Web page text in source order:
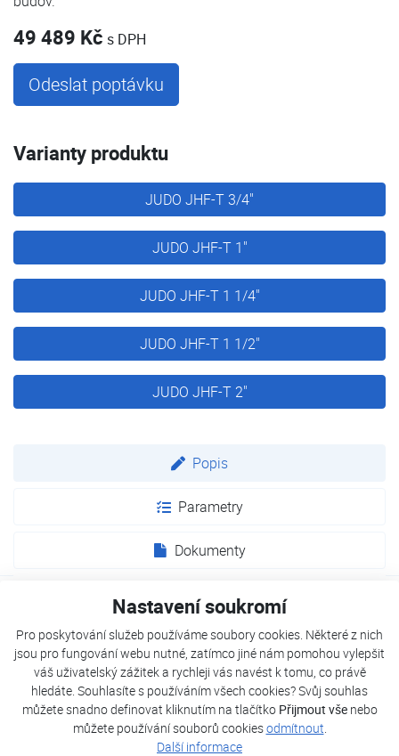
Nastavení soukromí
Pro poskytování služeb používáme soubory cookies. Některé z nich
jsou pro fungování webu nutné, zatímco jiné nám pomohou vylepšit
váš uživatelský zážitek a rychleji vás navést k tomu, co právě
hledáte. Souhlasíte s používáním všech cookies? Svůj souhlas
můžete snadno definovat kliknutím na tlačítko Přijmout všenebo
můžete používání souborů cookiesodmítnout.
Další informace
49 489 Kč s DPH
Odeslat poptávku
Varianty produktu
JUDO JHF-T 3/4"
JUDO JHF-T 1"
JUDO JHF-T 1 1/4"
JUDO JHF-T 1 1/2"
JUDO JHF-T 2"
Popis
Parametry
Dokumenty
Zakalení vlivem produktů koroze, uzavřený vzduch nebo
tvorba plynu vedou k poruchám a sníženým výkonům v
topných systémech. HEIFI-TOP zpětný proplachovací filtr
sedimentů zachycuje a zadržuje suspendované nečistoty a
částice v topných a chladicích systémech. Systém
současně odebírá vzduch přes integrovaný odlučovač
vzduchu a uvolňuje jej přes vestavěný automatický